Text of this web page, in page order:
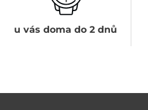
u vás doma do 2 dnů